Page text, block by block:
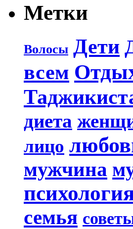
Метки
Волосы Дети
всем
диета
лицо
мужчина
семья